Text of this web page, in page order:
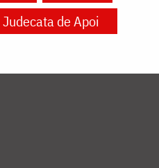
Judecata de Apoi